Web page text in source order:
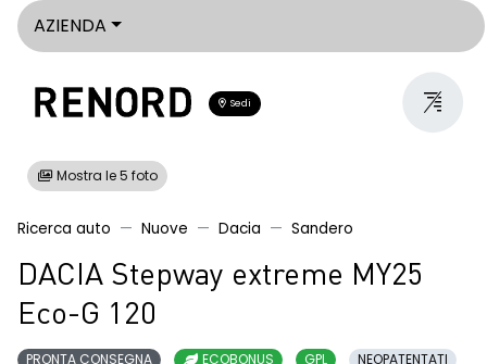
AZIENDA
Sedi
Mostra le 5 foto
Ricerca auto Nuove Dacia Sandero
DACIA Stepway extreme MY25
Eco-G 120
PRONTA CONSEGNA ECOBONUS GPL NEOPATENTATI